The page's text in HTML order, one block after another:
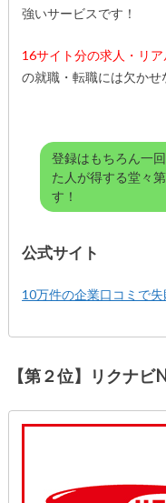
強いサービスです！
16サイト分の求人・リ
の就職・転職には欠かせ
登録はもちろん一
た人が得する堂々
す！
公式サイト
10万件の企業口コミで
【第２位】リクナビ